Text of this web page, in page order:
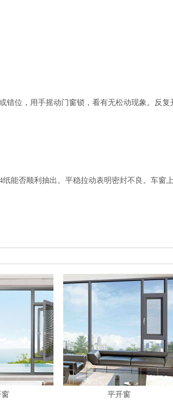
错位，用手摇动门窗锁，看有无松动现象。反
能否顺利抽出。平稳拉动表明密封不良。车窗
平开窗